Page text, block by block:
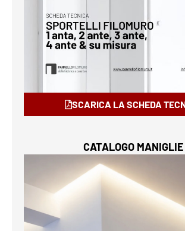
SCARICA LA SCHEDA
CATALOGO MANIGLIE